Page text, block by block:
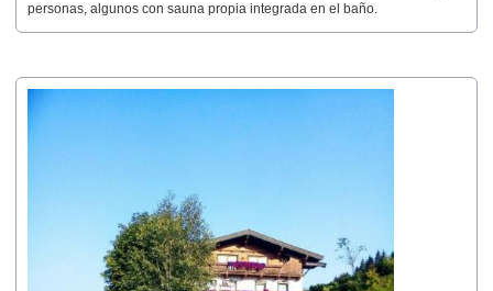
personas, algunos con sauna propia integrada en el baño.